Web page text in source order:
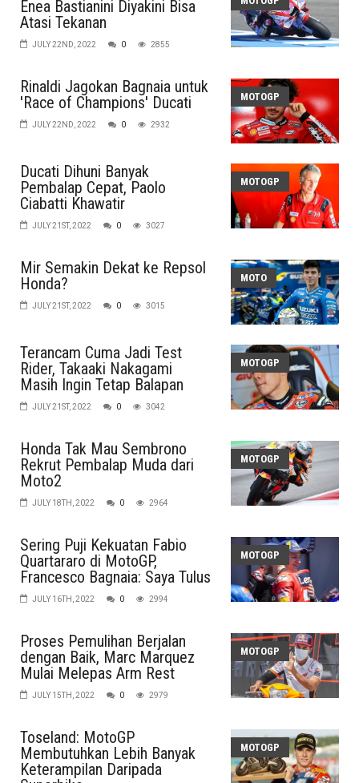
Enea Bastianini Diyakini Bisa
Atasi Tekanan
JULY 22ND, 2022 0 2855
MOTOGP
Rinaldi Jagokan Bagnaia untuk
'Race of Champions' Ducati
JULY 22ND, 2022 0 2932
MOTOGP
Ducati Dihuni Banyak
Pembalap Cepat, Paolo
Ciabatti Khawatir
JULY 21ST, 2022 0 3027
MOTO
Mir Semakin Dekat ke Repsol
Honda?
JULY 21ST, 2022 0 3015
MOTOGP
Terancam Cuma Jadi Test
Rider, Takaaki Nakagami
Masih Ingin Tetap Balapan
JULY 21ST, 2022 0 3042
MOTOGP
Honda Tak Mau Sembrono
Rekrut Pembalap Muda dari
Moto2
JULY 18TH, 2022 0 2964
MOTOGP
Sering Puji Kekuatan Fabio
Quartararo di MotoGP,
Francesco Bagnaia: Saya Tulus
JULY 16TH, 2022 0 2994
MOTOGP
Proses Pemulihan Berjalan
dengan Baik, Marc Marquez
Mulai Melepas Arm Rest
JULY 15TH, 2022 0 2979
MOTOGP
Toseland: MotoGP
Membutuhkan Lebih Banyak
Keterampilan Daripada